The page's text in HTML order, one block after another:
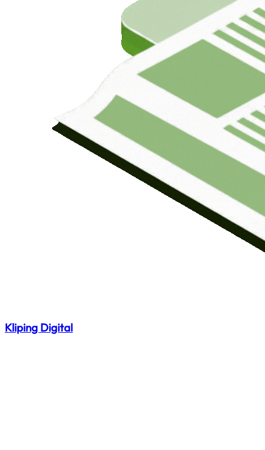
Kliping Digital